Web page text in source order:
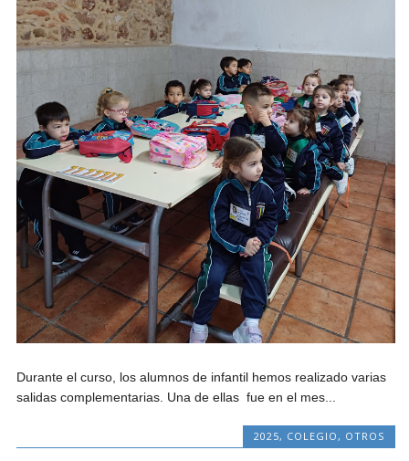
Durante el curso, los alumnos de infantil hemos realizado varias
salidas complementarias. Una de ellas fue en el mes...
2025, COLEGIO , OTROS